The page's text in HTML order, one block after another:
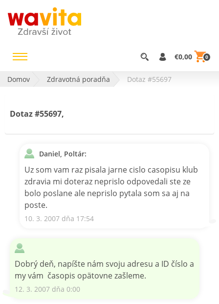
€0,00 0
Domov Zdravotná poradňa Dotaz #55697
Dotaz #55697,
Daniel, Poltár:
Uz som vam raz pisala jarne cislo casopisu klub
zdravia mi doteraz neprislo odpovedali ste ze
bolo poslane ale neprislo pytala som sa aj na
poste.
10. 3. 2007 dňa 17:54
Dobrý deň, napíšte nám svoju adresu a ID číslo a
my vám časopis opätovne zašleme.
12. 3. 2007 dňa 0:00